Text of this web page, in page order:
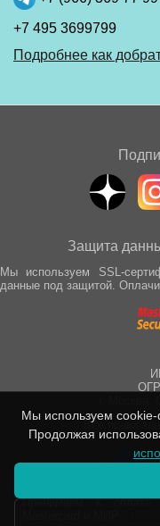
+7 495 3699799
Подробнее как
Защита
Мы используем SSL-
данные под защитой.
Все права
Принимаем к оплате
Мы используем
Продолжая